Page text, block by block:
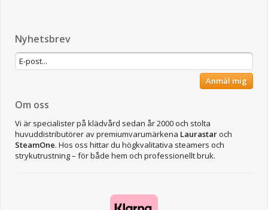
Nyhetsbrev
Anmäl mig
Om oss
Vi är specialister på klädvård sedan år 2000 och stolta
huvuddistributörer av premiumvarumärkena Laurastaroch
SteamOne. Hos oss hittar du högkvalitativa steamers och
strykutrustning – för både hem och professionellt bruk.